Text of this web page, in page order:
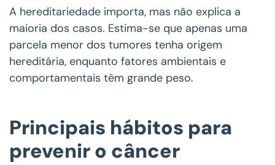
A hereditariedade importa, mas não explica a
maioria dos casos. Estima-se que apenas uma
parcela menor dos tumores tenha origem
hereditária, enquanto fatores ambientais e
comportamentais têm grande peso.
Principais hábitos para
prevenir o câncer